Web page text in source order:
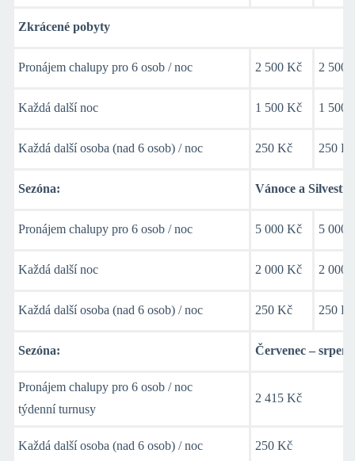
Zkrácené pobyty
Pronájem chalupy pro 6 osob / noc 2 500 Kč 2 500
Každá další noc 1 500 Kč 1 500
Každá další osoba (nad 6 osob) / noc 250 Kč 250 Kč
Sezóna: Vánoce a Silvestr
Pronájem chalupy pro 6 osob / noc 5 000 Kč 5 000
Každá další noc 2 000 Kč 2 000
Každá další osoba (nad 6 osob) / noc 250 Kč 250 Kč
Sezóna: Červenec – srpen
Pronájem chalupy pro 6 osob / noc
týdenní turnusy
2 415 Kč
Každá další osoba (nad 6 osob) / noc 250 Kč